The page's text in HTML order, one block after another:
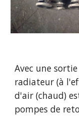
Avec une
radiateur (à
d'air (chaud)
pompes de